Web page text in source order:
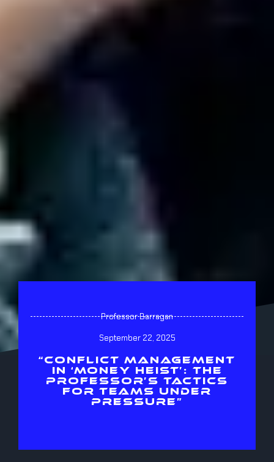
Professor Barragan
September 22, 2025
“CONFLICT MANAGEMENT
IN ‘MONEY HEIST’: THE
PROFESSOR’S TACTICS
FOR TEAMS UNDER
PRESSURE”